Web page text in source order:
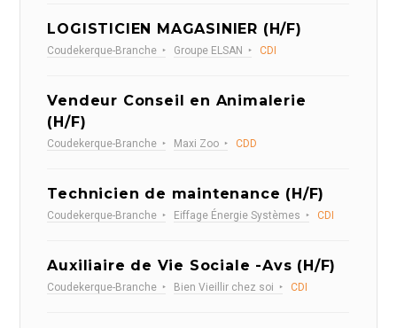
LOGISTICIEN MAGASINIER (H/F)
Coudekerque-Branche Groupe ELSAN CDI
Vendeur Conseil en Animalerie
(H/F)
Coudekerque-Branche Maxi Zoo CDD
Technicien de maintenance (H/F)
Coudekerque-Branche Eiffage Énergie Systèmes CDI
Auxiliaire de Vie Sociale -Avs (H/F)
Coudekerque-Branche Bien Vieillir chez soi CDI